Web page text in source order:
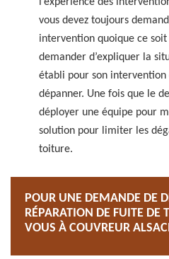
vous devez toujours
intervention quoique ce
demander d’expliquer la
établi pour son intervention
dépanner. Une fois que le
déployer une équipe pour
solution pour limiter les
toiture.
POUR UNE DEMANDE DE
RÉPARATION DE FUITE DE
VOUS À COUVREUR